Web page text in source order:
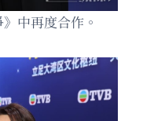
中再度合作。